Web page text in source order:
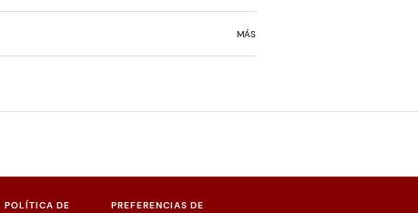
MÁS
POLÍTICA DE PREFERENCIAS DE